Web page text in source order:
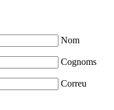
Nom
Cognoms
Correu